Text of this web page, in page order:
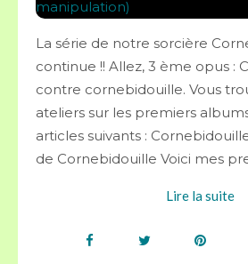
La série de notre sorcière
continue !! Allez, 3 ème opus :
contre cornebidouille. Vous
ateliers sur les premiers
articles suivants :
de Cornebidouille Voici mes
Lire la suite